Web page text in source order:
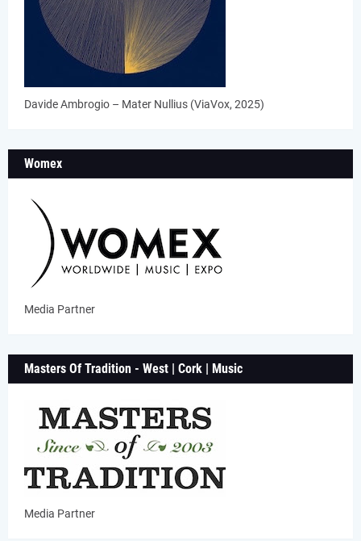
Davide Ambrogio – Mater Nullius (ViaVox, 2025)
Womex
Media Partner
Masters Of Tradition - West | Cork | Music
Media Partner